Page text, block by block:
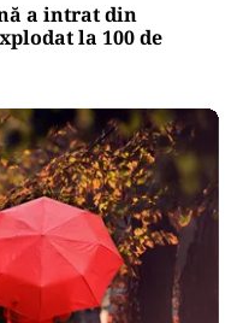
a intrat din
la 100 de